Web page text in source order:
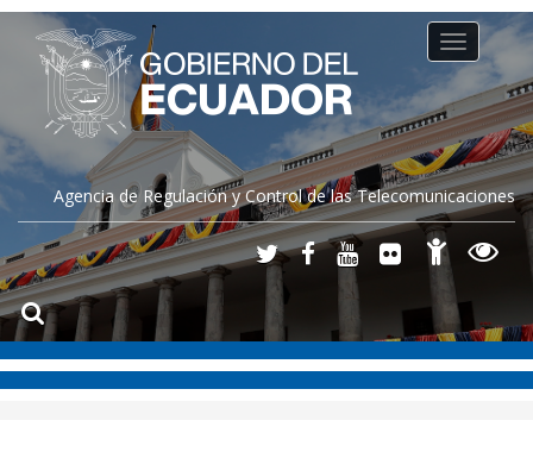
Agencia de Regulación y Control de las Telecomunicaciones
Toggle
navigation